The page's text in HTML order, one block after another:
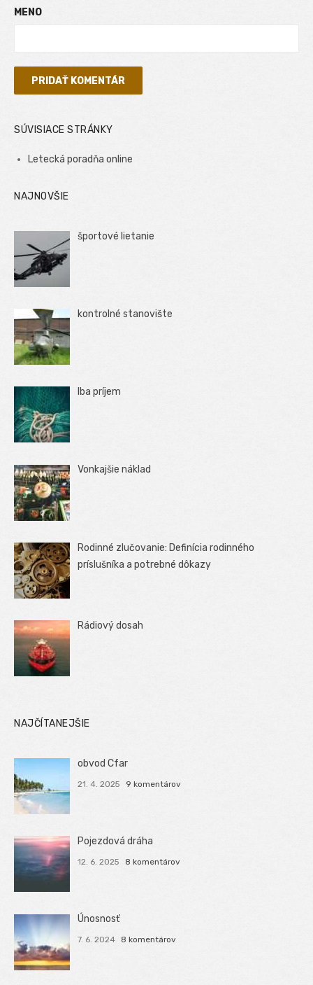
MENO
SÚVISIACE STRÁNKY
Letecká poradňa online
NAJNOVŠIE
športové lietanie
kontrolné stanovište
Iba príjem
Vonkajšie náklad
Rodinné zlučovanie: Definícia rodinného
príslušníka a potrebné dôkazy
Rádiový dosah
NAJČÍTANEJŠIE
obvod Cfar
21. 4. 2025 9 komentárov
Pojezdová dráha
12. 6. 2025 8 komentárov
Únosnosť
7. 6. 2024 8 komentárov